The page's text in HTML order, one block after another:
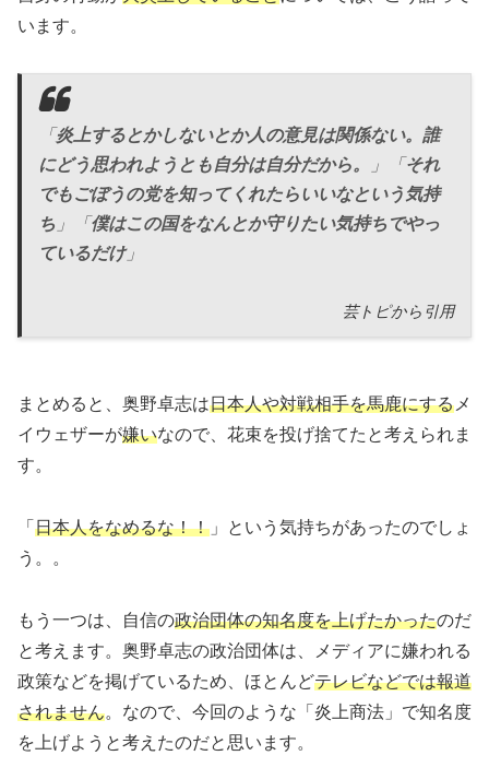
います。
「 炎上するとかしないとか人の意見は関係ない。誰
にどう思われようとも自分は自分だから。
」「 それ
でもごぼうの党を知ってくれたらいいなという気持
ち 」「 僕はこの国をなんとか守りたい気持ちでやっ
ているだけ」
芸トピから引用
まとめると、奥野卓志は日本人や対戦相手を馬鹿にする メ
イウェザーが嫌いなので、花束を投げ捨てたと考えられま
す。
「 日本人をなめるな！！ 」という気持ちがあったのでしょ
う。。
もう一つは、自信の政治団体の知名度を上げたかったのだ
と考えます。奥野卓志の政治団体は、メディアに嫌われる
政策などを掲げているため、ほとんどテレビなどでは報道
されません。なので、今回のような「炎上商法」で知名度
を上げようと考えたのだと思います。